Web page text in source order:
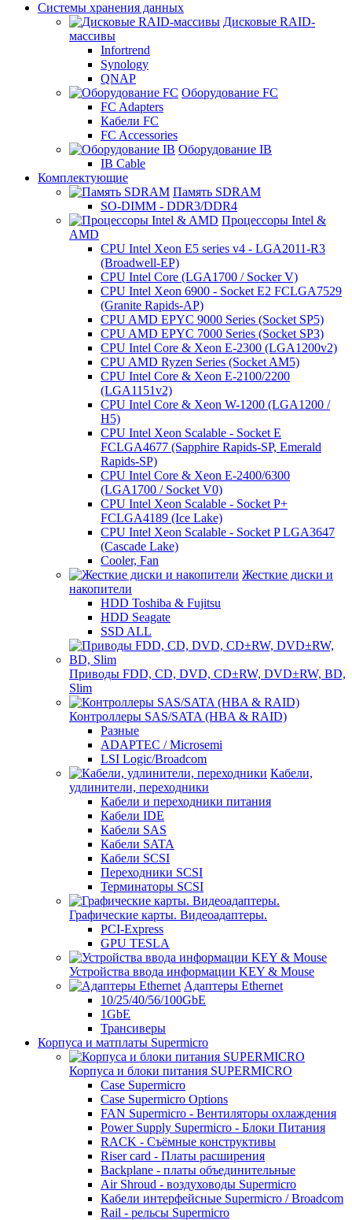
Системы хранения данных
Дисковые RAID-
массивы
Infortrend
Synology
QNAP
Оборудование FC
FC Adapters
Кабели FC
FC Accessories
Оборудование IB
IB Cable
Комплектующие
Память SDRAM
SO-DIMM - DDR3/DDR4
Процессоры Intel &
AMD
CPU Intel Xeon E5 series v4 - LGA2011-R3
(Broadwell-EP)
CPU Intel Core (LGA1700 / Socker V)
CPU Intel Xeon 6900 - Socket E2 FCLGA7529
(Granite Rapids-AP)
CPU AMD EPYC 9000 Series (Socket SP5)
CPU AMD EPYC 7000 Series (Socket SP3)
CPU Intel Core & Xeon E-2300 (LGA1200v2)
CPU AMD Ryzen Series (Socket AM5)
CPU Intel Core & Xeon E-2100/2200
(LGA1151v2)
CPU Intel Core & Xeon W-1200 (LGA1200 /
H5)
CPU Intel Xeon Scalable - Socket E
FCLGA4677 (Sapphire Rapids-SP, Emerald
Rapids-SP)
CPU Intel Core & Xeon E-2400/6300
(LGA1700 / Socket V0)
CPU Intel Xeon Scalable - Socket P+
FCLGA4189 (Ice Lake)
CPU Intel Xeon Scalable - Socket P LGA3647
(Cascade Lake)
Cooler, Fan
Жесткие диски и
накопители
HDD Toshiba & Fujitsu
HDD Seagate
SSD ALL
Приводы FDD, CD, DVD, CD±RW, DVD±RW, BD,
Slim
Контроллеры SAS/SATA (HBA & RAID)
Разные
ADAPTEC / Microsemi
LSI Logic/Broadcom
Кабели,
удлинители, переходники
Кабели и переходники питания
Кабели IDE
Кабели SAS
Кабели SATA
Кабели SCSI
Переходники SCSI
Терминаторы SCSI
Графические карты. Видеоадаптеры.
PCI-Express
GPU TESLA
Устройства ввода информации KEY & Mouse
Адаптеры Ethernet
10/25/40/56/100GbE
1GbE
Трансиверы
Корпуса и матплаты Supermicro
Корпуса и блоки питания SUPERMICRO
Case Supermicro
Case Supermicro Options
FAN Supermicro - Вентиляторы охлаждения
Power Supply Supermicro - Блоки Питания
RACK - Съёмные конструктивы
Riser card - Платы расширения
Backplane - платы объединительные
Air Shroud - воздуховоды Supermicro
Кабели интерфейсные Supermicro / Broadcom
Rail - рельсы Supermicro